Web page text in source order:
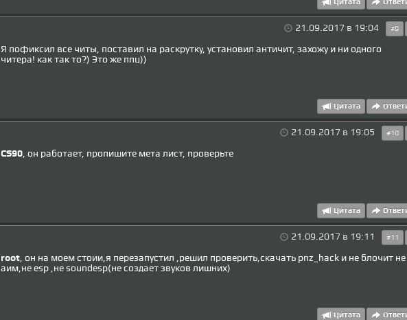
Цитата
21.09.2017 в 19:04 #9
Я пофиксил все читы, поставил на раскрутку, установил античит, захожу и ни одного
читера! как так то?) Это же ппц))
Цитата
21.09.2017 в 19:05 #10
CS90, он работает, пропишите мета лист, проверьте
Цитата
21.09.2017 в 19:11 #11
root, он на моем стоии,я перезапустил ,решил проверить,скачать pnz_hack и не блочит не
аим,не esp ,не soundesp(не создает звуков лишних)
Цитата